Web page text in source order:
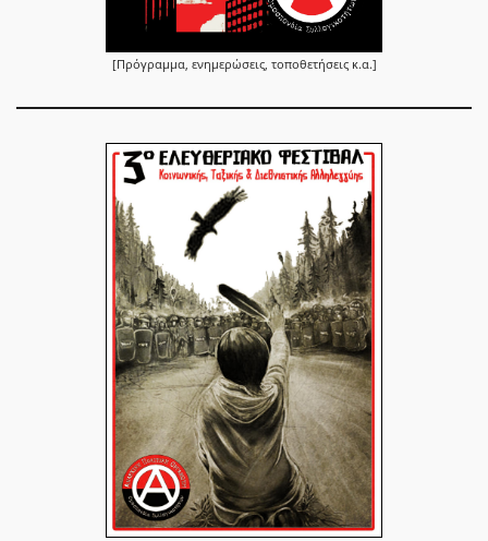
[Πρόγραμμα, ενημερώσεις, τοποθετήσεις κ.α.]